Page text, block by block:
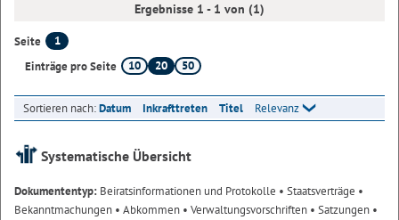
Ergebnisse 1 - 1 von (1)
Seite
1
Einträge pro Seite
10 20 50
Sortieren nach:Datum Inkrafttreten Titel Relevanz
Systematische Übersicht
Dokumententyp: Beiratsinformationen und Protokolle • Staatsverträge •
Bekanntmachungen • Abkommen • Verwaltungsvorschriften • Satzungen •